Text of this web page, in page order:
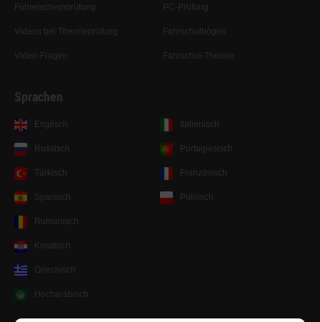
Führerscheinprüfung
Videos bei Theorieprüfung
Video-Fragen
PC-Prüfung
Fahrschulbögen
Fahrschul-Theorie
Sprachen
Englisch
Russisch
Türkisch
Spanisch
Italienisch
Portugiesisch
Französisch
Polnisch
Rumänisch
Kroatisch
Griechisch
Hocharabisch